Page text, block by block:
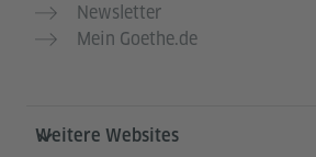
Newsletter
Mein Goethe.de
Weitere Websites